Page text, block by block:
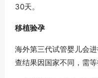
30天。
移植验孕
海外第三代试管婴儿会
查结果因国家不同，需等